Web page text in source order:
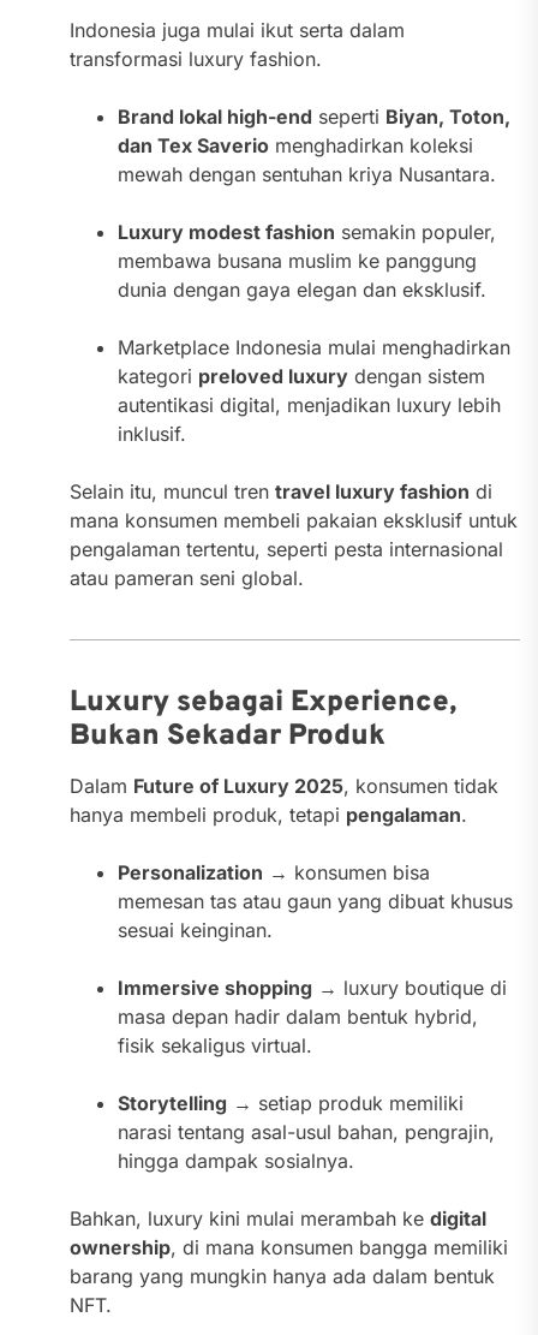
Indonesia juga mulai ikut serta dalam
transformasi luxury fashion.
Brand lokal high-end seperti Biyan, Toton,
dan Tex Saveriomenghadirkan koleksi
mewah dengan sentuhan kriya Nusantara.
Luxury modest fashion semakin populer,
membawa busana muslim ke panggung
dunia dengan gaya elegan dan eksklusif.
Marketplace Indonesia mulai menghadirkan
kategori preloved luxurydengan sistem
autentikasi digital, menjadikan luxury lebih
inklusif.
Selain itu, muncul tren travel luxury fashion di
mana konsumen membeli pakaian eksklusif untuk
pengalaman tertentu, seperti pesta internasional
atau pameran seni global.
Luxury sebagai Experience,
Bukan Sekadar Produk
Dalam Future of Luxury 2025, konsumen tidak
hanya membeli produk, tetapi pengalaman.
Personalization → konsumen bisa
memesan tas atau gaun yang dibuat khusus
sesuai keinginan.
Immersive shopping → luxury boutique di
masa depan hadir dalam bentuk hybrid,
fisik sekaligus virtual.
Storytelling → setiap produk memiliki
narasi tentang asal-usul bahan, pengrajin,
hingga dampak sosialnya.
Bahkan, luxury kini mulai merambah ke digital
ownership, di mana konsumen bangga memiliki
barang yang mungkin hanya ada dalam bentuk
NFT.